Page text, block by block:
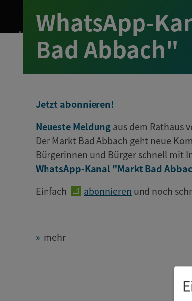
WhatsApp-
Bad Abbach"
Jetzt abonnieren!
Neueste Meldungaus dem Rathaus
Der Markt Bad Abbach geht neue
Bürgerinnen und Bürger schnell mit
WhatsApp-Kanal "Markt Bad
Einfach
abonnieren und noch
mehr